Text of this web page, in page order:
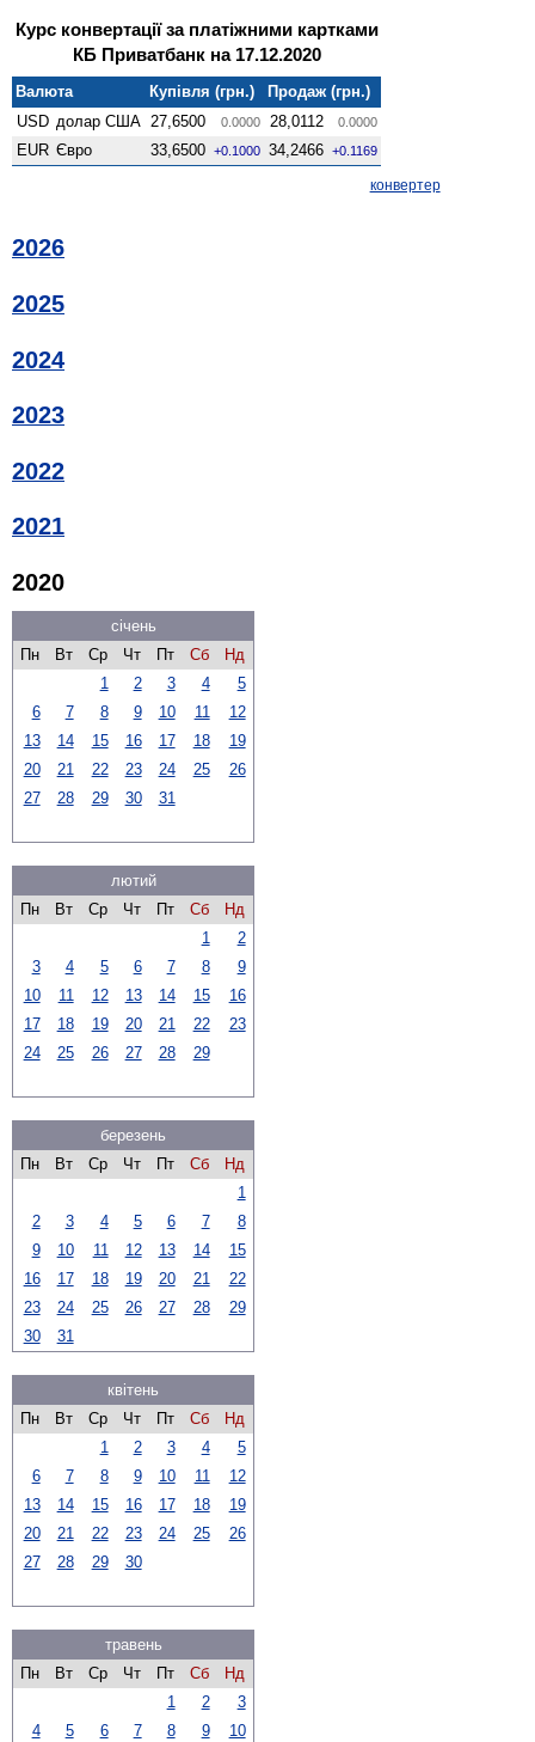
Курс конвертації за платіжними картками
КБ Приватбанк на 17.12.2020
Валюта Купівля (грн.)
Продаж (грн.)
USD долар США 27,6500 0.0000 28,0112 0.0000
EUR Євро 33,6500 +0.1000 34,2466 +0.1169
конвертер
2026
2025
2024
2023
2022
2021
2020
січень
Пн
Вт Ср Чт Пт Сб
Нд
1
2 3 4
5
6
7 8 9 10 11
12
13
14 15 16 17 18
19
20
21 22 23 24 25
26
27
28 29 30 31
лютий
Пн
Вт Ср Чт Пт Сб
Нд
1
2
3
4 5 6 7 8
9
10
11 12 13 14 15
16
17
18 19 20 21 22
23
24
25 26 27 28 29
березень
Пн
Вт Ср Чт Пт Сб
Нд
1
2
3 4 5 6 7
8
9
10 11 12 13 14
15
16
17 18 19 20 21
22
23
24 25 26 27 28
29
30
31
квітень
Пн
Вт Ср Чт Пт Сб
Нд
1
2 3 4
5
6
7 8 9 10 11
12
13
14 15 16 17 18
19
20
21 22 23 24 25
26
27
28 29 30
травень
Пн
Вт Ср Чт Пт Сб
Нд
1
2
3
4
5 6 7 8 9
10